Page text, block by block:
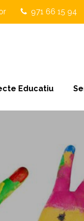
971 66 15 94
Educatiu